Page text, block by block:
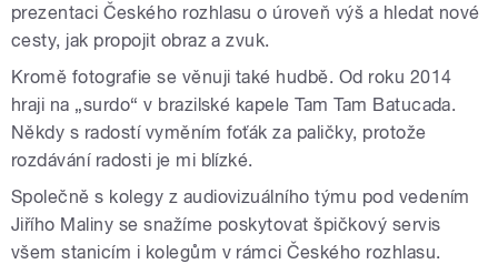
prezentaci Českého rozhlasu o úroveň výš a hledat nové
cesty, jak propojit obraz a zvuk.
Kromě fotografie se věnuji také hudbě. Od roku 2014
hraji na „surdo“ v brazilské kapele Tam Tam Batucada.
Někdy s radostí vyměním foťák za paličky, protože
rozdávání radosti je mi blízké.
Společně s kolegy z audiovizuálního týmu pod vedením
Jiřího Maliny se snažíme poskytovat špičkový servis
všem stanicím i kolegům v rámci Českého rozhlasu.